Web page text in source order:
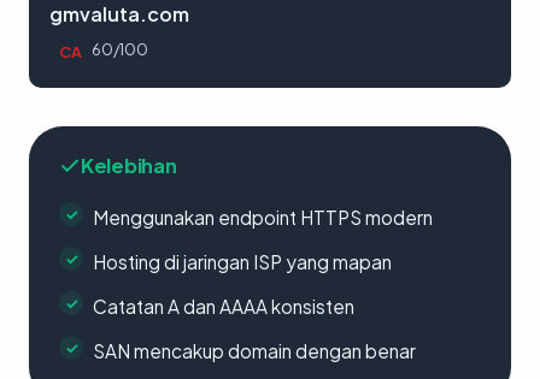
gmvaluta.com
CA 60/100
Kelebihan
Menggunakan endpoint HTTPS modern
Hosting di jaringan ISP yang mapan
Catatan A dan AAAA konsisten
SAN mencakup domain dengan benar